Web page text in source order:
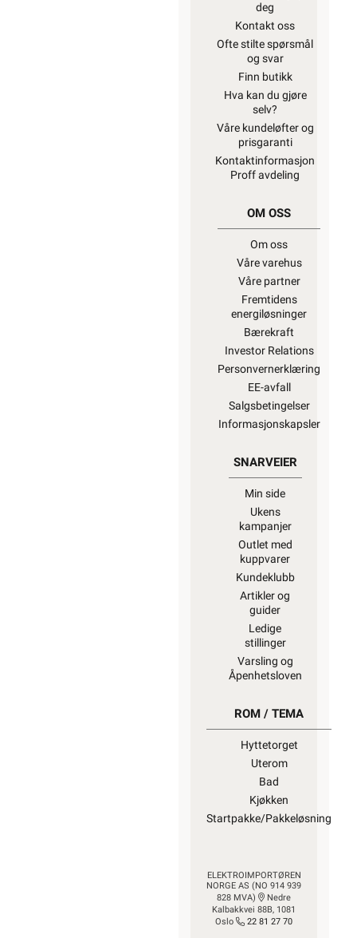
deg
Kontakt oss
Ofte stilte spørsmål
og svar
Finn butikk
Hva kan du gjøre
selv?
Våre kundeløfter og
prisgaranti
Kontaktinformasjon
Proff avdeling
OM OSS
Om oss
Våre varehus
Våre partner
Fremtidens
energiløsninger
Bærekraft
Investor Relations
Personvernerklæring
EE-avfall
Salgsbetingelser
Informasjonskapsler
SNARVEIER
Min side
Ukens
kampanjer
Outlet med
kuppvarer
Kundeklubb
Artikler og
guider
Ledige
stillinger
Varsling og
Åpenhetsloven
ROM / TEMA
Hyttetorget
Uterom
Bad
Kjøkken
Startpakke/Pakkeløsning
ELEKTROIMPORTØREN
NORGE AS (NO 914 939
828 MVA)
Nedre
Kalbakkvei 88B, 1081
Oslo
22 81 27 70